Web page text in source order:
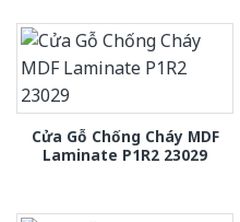
Cửa Gỗ Chống Cháy MDF
Laminate P1R2 23029